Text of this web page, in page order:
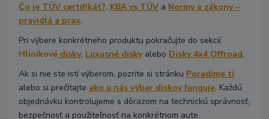
Čo je TÜV certifikát?, KBA vs TÜV a Normy a zákony –
pravidlá a prax.
Pri výbere konkrétneho produktu pokračujte do sekcií
Hliníkové disky, Luxusné diskyalebo Disky 4x4 Offroad.
Ak si nie ste istí výberom, pozrite si stránku Poradíme ti
alebo si prečítajte ako u nás výber diskov funguje. Každú
objednávku kontrolujeme s dôrazom na technickú správnosť,
bezpečnosť a použiteľnosť na konkrétnom aute.